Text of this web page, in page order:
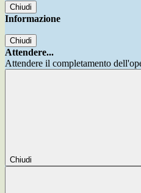
Chiudi
Informazione
Chiudi
Attendere...
Attendere il completamento
Chiudi